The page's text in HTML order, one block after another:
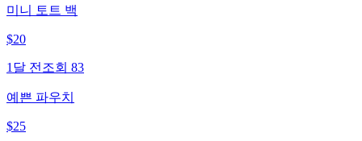
미니 토트 백
$20
1달 전 조회 83
예쁜 파우치
$25